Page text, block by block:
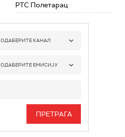
РТС Полетарац
ОДАБЕРИТЕ КАНАЛ
РТС 1
РТС 3
ОДАБЕРИТЕ ЕМИСИЈУ
ИНФО